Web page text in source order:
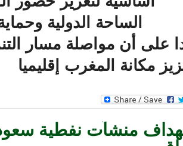
الساحة الدولية وحماية
على أن مواصلة مسار
مكانة المغرب إقليميا
منشآت نفطية